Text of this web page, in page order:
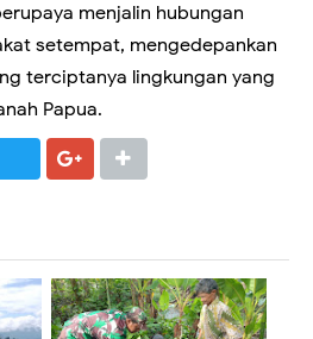
menjalin hubungan
setempat, mengedepankan
terciptanya lingkungan yang
Papua.